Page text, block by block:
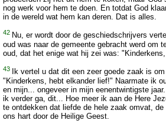
nog werk voor hem te doen. En totdat God
in de wereld wat hem kan deren. Dat is alles.
42 Nu, er wordt door de geschiedschrijvers
oud was naar de gemeente gebracht werd om
oud, dat het enige wat hij zei was:
43
Ik vertel u dat dit een zeer goede zaak is
"Kinderkens, hebt elkander lief!" Naarmate ik
en mijn... ongeveer in mijn eenentwintigste
ik verder ga, dit... Hoe meer ik aan de Here
te ontdekken dat liefde de hele zaak omvat,
ons hart door de Heilige Geest.